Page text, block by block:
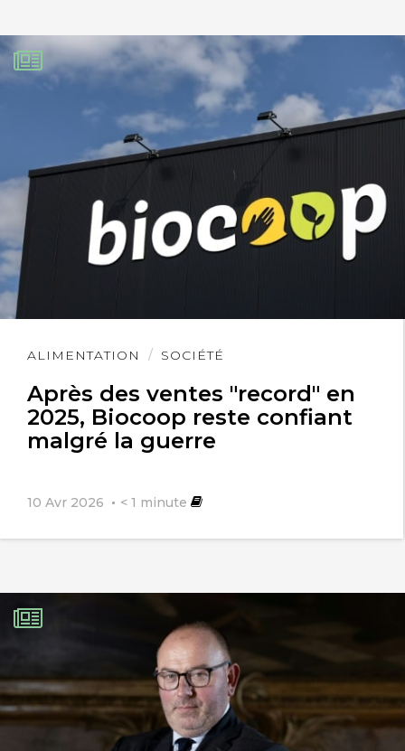
ALIMENTATION SOCIÉTÉ
Après des ventes "record" en
2025, Biocoop reste confiant
malgré la guerre
10 Avr 2026 < 1 minute
Lire